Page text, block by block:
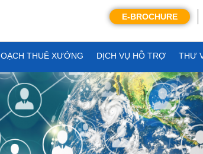
E-BROCHURE
THUÊ XƯỞNG DỊCH VỤ HỖ TRỢ THƯ